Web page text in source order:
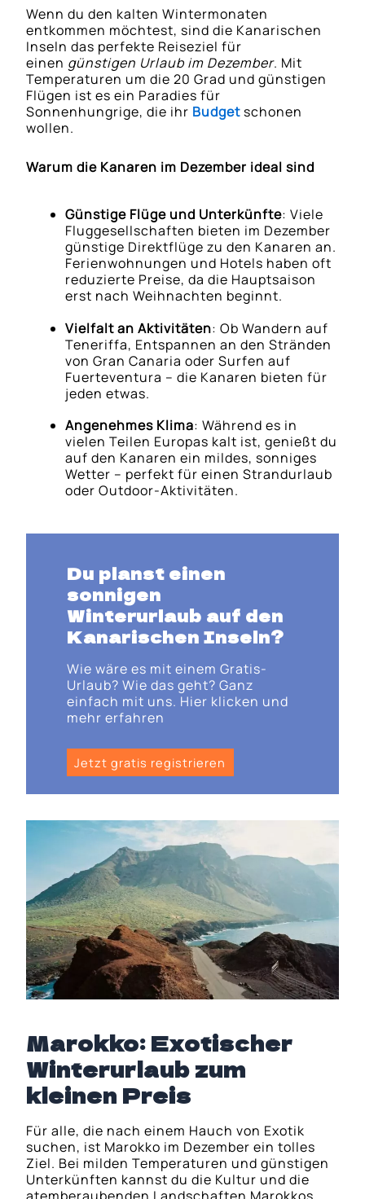
Wenn du den kalten Wintermonaten
entkommen möchtest, sind die Kanarischen
Inseln das perfekte Reiseziel für
einen günstigen Urlaub im Dezember. Mit
Temperaturen um die 20 Grad und günstigen
Flügen ist es ein Paradies für
Sonnenhungrige, die ihr Budget schonen
wollen.
Warum die Kanaren im Dezember ideal sind
Günstige Flüge und Unterkünfte: Viele
Fluggesellschaften bieten im Dezember
günstige Direktflüge zu den Kanaren an.
Ferienwohnungen und Hotels haben oft
reduzierte Preise, da die Hauptsaison
erst nach Weihnachten beginnt.
Vielfalt an Aktivitäten: Ob Wandern auf
Teneriffa, Entspannen an den Stränden
von Gran Canaria oder Surfen auf
Fuerteventura – die Kanaren bieten für
jeden etwas.
Angenehmes Klima: Während es in
vielen Teilen Europas kalt ist, genießt du
auf den Kanaren ein mildes, sonniges
Wetter – perfekt für einen Strandurlaub
oder Outdoor-Aktivitäten.
Du planst einen
sonnigen
Winterurlaub auf den
Kanarischen Inseln?
Wie wäre es mit einem Gratis-
Urlaub? Wie das geht? Ganz
einfach mit uns. Hier klicken und
mehr erfahren
Jetzt gratis registrieren
Marokko: Exotischer
Winterurlaub zum
kleinen Preis
Für alle, die nach einem Hauch von Exotik
suchen, ist Marokko im Dezember ein tolles
Ziel. Bei milden Temperaturen und günstigen
Unterkünften kannst du die Kultur und die